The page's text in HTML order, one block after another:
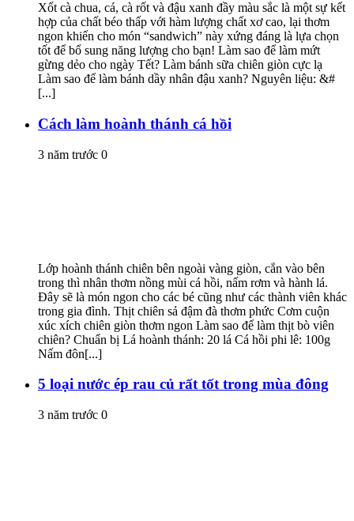
Xốt cà chua, cá, cà rốt và đậu xanh đầy màu sắc là một sự kết
hợp của chất béo thấp với hàm lượng chất xơ cao, lại thơm
ngon khiến cho món “sandwich” này xứng đáng là lựa chọn
tốt để bổ sung năng lượng cho bạn! Làm sao để làm mứt
gừng dẻo cho ngày Tết? Làm bánh sữa chiên giòn cực lạ
Làm sao để làm bánh dầy nhân đậu xanh? Nguyên liệu: &#
[...]
Cách làm hoành thánh cá hồi
3 năm trước 0
Lớp hoành thánh chiên bên ngoài vàng giòn, cắn vào bên
trong thì nhân thơm nồng mùi cá hồi, nấm rơm và hành lá.
Đây sẽ là món ngon cho các bé cũng như các thành viên khác
trong gia đình. Thịt chiên sả đậm đà thơm phức Cơm cuộn
xúc xích chiên giòn thơm ngon Làm sao để làm thịt bò viên
chiên? Chuẩn bị Lá hoành thánh: 20 lá Cá hồi phi lê: 100g
Nấm đôn[...]
5 loại nước ép rau củ rất tốt trong mùa đông
3 năm trước 0